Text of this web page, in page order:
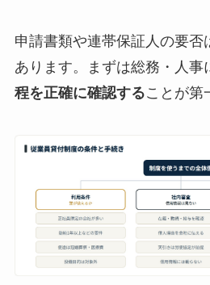
申請書類や連帯保証人の要否
あります。まずは総務・人事
程を正確に確認することが第